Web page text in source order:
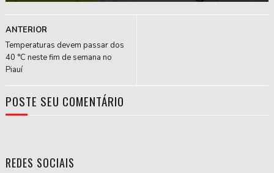
ANTERIOR
Temperaturas devem passar dos
40 °C neste fim de semana no
Piauí
POSTE SEU COMENTÁRIO
REDES SOCIAIS